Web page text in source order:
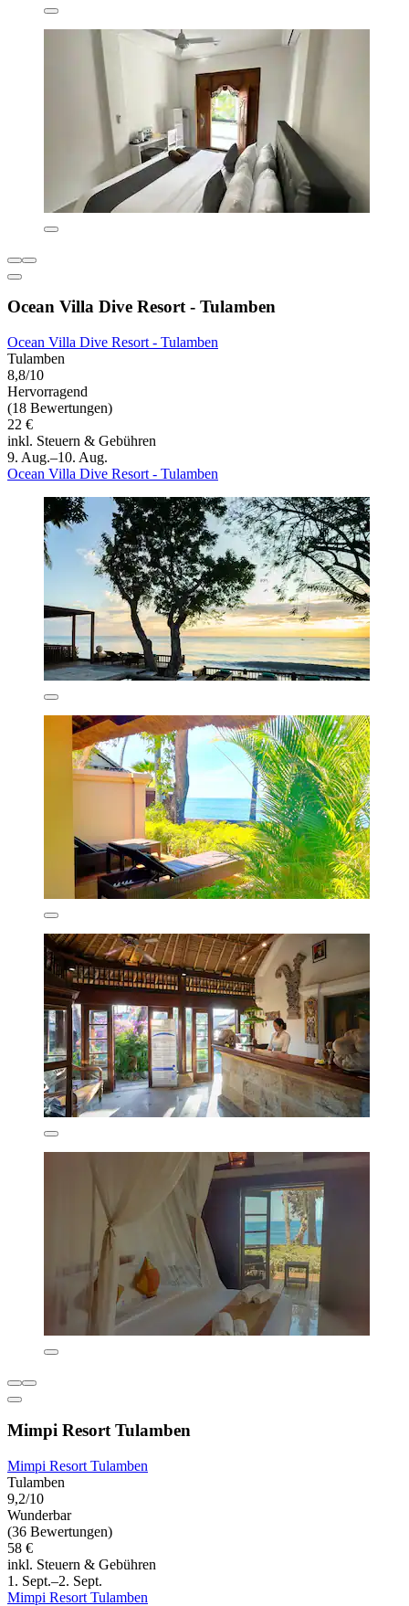
Ocean Villa Dive Resort - Tulamben
Ocean Villa Dive Resort - Tulamben
Tulamben
8,8/10
Hervorragend
(18 Bewertungen)
22 €
inkl. Steuern & Gebühren
9. Aug.–10. Aug.
Ocean Villa Dive Resort - Tulamben
Mimpi Resort Tulamben
Mimpi Resort Tulamben
Tulamben
9,2/10
Wunderbar
(36 Bewertungen)
58 €
inkl. Steuern & Gebühren
1. Sept.–2. Sept.
Mimpi Resort Tulamben